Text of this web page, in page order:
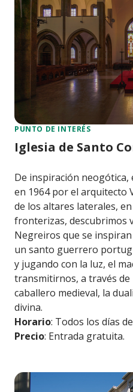
PUNTO DE INTERÉS
Iglesia de Santo
De inspiración neogótica,
en 1964 por el arquitecto
de los altares laterales,
fronterizas, descubrimos
Negreiros que se
un santo guerrero
y jugando con la luz, el
transmitirnos, a través de
caballero medieval, la
divina.
Horario: Todos los días
Precio: Entrada gratuita.